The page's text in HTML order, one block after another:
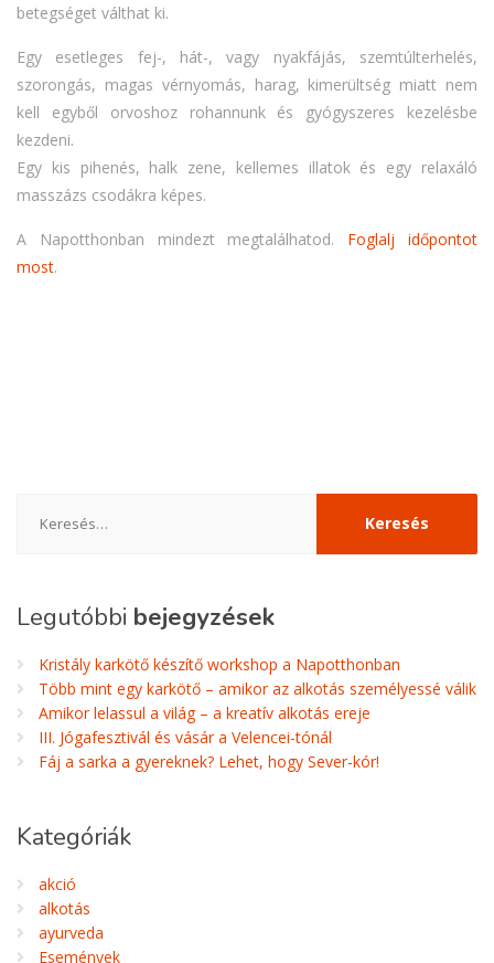
betegséget válthat ki.
Egy esetleges fej-, hát-, vagy nyakfájás, szemtúlterhelés,
szorongás, magas vérnyomás, harag, kimerültség miatt nem
kell egyből orvoshoz rohannunk és gyógyszeres kezelésbe
kezdeni.
Egy kis pihenés, halk zene, kellemes illatok és egy relaxáló
masszázs csodákra képes.
A Napotthonban mindezt megtalálhatod. Foglalj időpontot
most.
Legutóbbi bejegyzések
Kristály karkötő készítő workshop a Napotthonban
Több mint egy karkötő – amikor az alkotás személyessé válik
Amikor lelassul a világ – a kreatív alkotás ereje
III. Jógafesztivál és vásár a Velencei-tónál
Fáj a sarka a gyereknek? Lehet, hogy Sever-kór!
Kategóriák
akció
alkotás
ayurveda
Események